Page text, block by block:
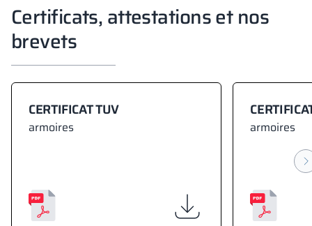
Certificats, attestations et nos
brevets
CERTIFICAT TUV
armoires armoires